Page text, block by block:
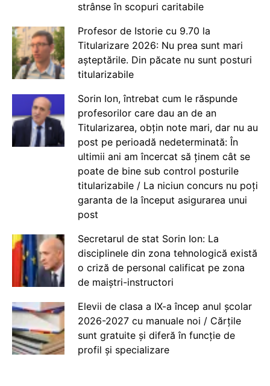
strânse în scopuri caritabile
Profesor de Istorie cu 9.70 la
Titularizare 2026: Nu prea sunt mari
așteptările. Din păcate nu sunt posturi
titularizabile
Sorin Ion, întrebat cum le răspunde
profesorilor care dau an de an
Titularizarea, obțin note mari, dar nu au
post pe perioadă nedeterminată: În
ultimii ani am încercat să ținem cât se
poate de bine sub control posturile
titularizabile / La niciun concurs nu poți
garanta de la început asigurarea unui
post
Secretarul de stat Sorin Ion: La
disciplinele din zona tehnologică există
o criză de personal calificat pe zona
de maiștri-instructori
Elevii de clasa a IX-a încep anul școlar
2026-2027 cu manuale noi / Cărțile
sunt gratuite și diferă în funcție de
profil și specializare